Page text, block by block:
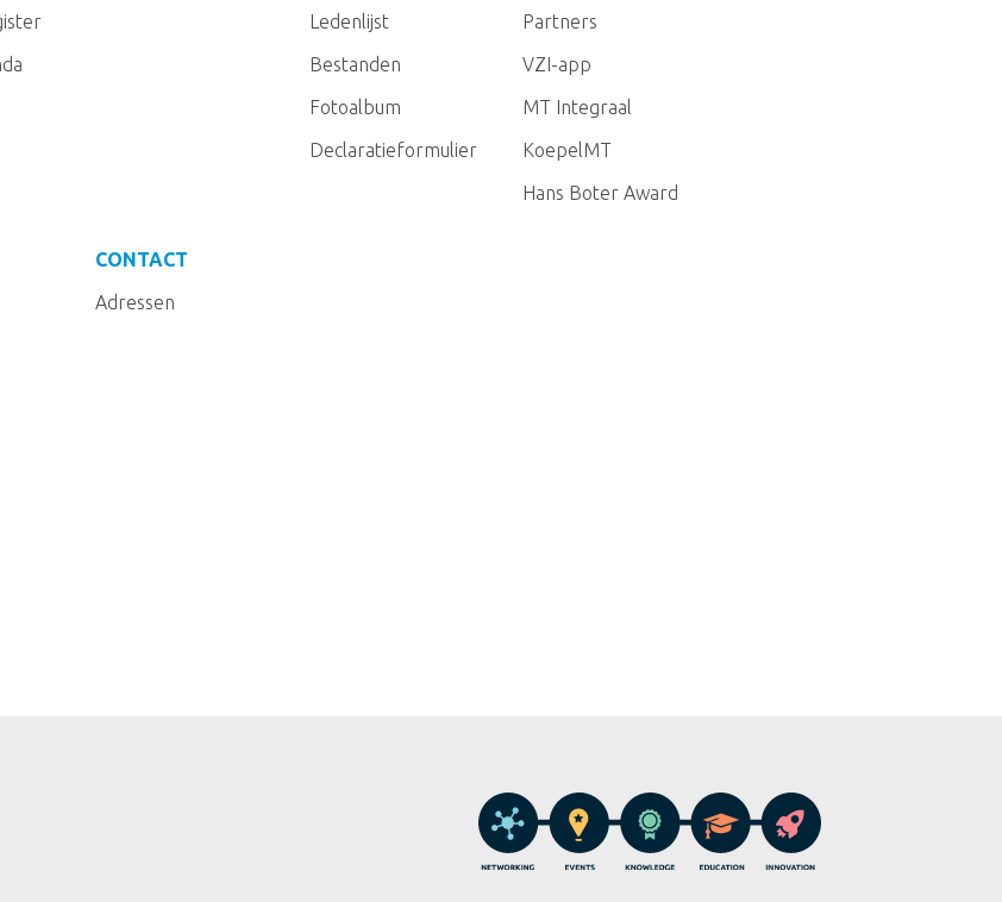
Ledenlijst
Bestanden
Fotoalbum
Declaratieformulier
Partners
VZI-app
MT Integraal
KoepelMT
Hans Boter Award
CONTACT
Adressen